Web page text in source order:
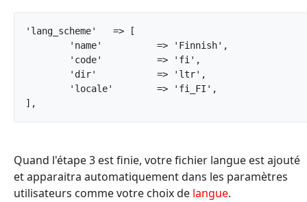
'lang_scheme'	=> [
Quand l'étape 3 est finie, votre fichier langue est ajouté
et apparaitra automatiquement dans les paramètres
utilisateurs comme votre choix de langue.